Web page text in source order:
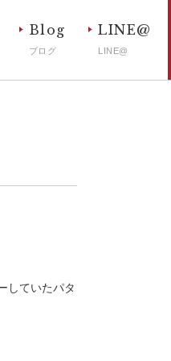
Blog
ブログ
LINE@
LINE@
していたパタ